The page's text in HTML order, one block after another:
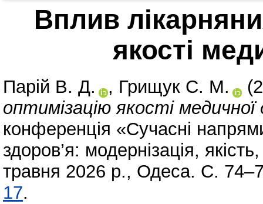
Вплив
якості
Парій В. Д. , Грищук С. М.
оптимізацію якості
конференція «Сучасні
здоров’я: модернізація,
травня 2026 р., Одеса. С.
17.